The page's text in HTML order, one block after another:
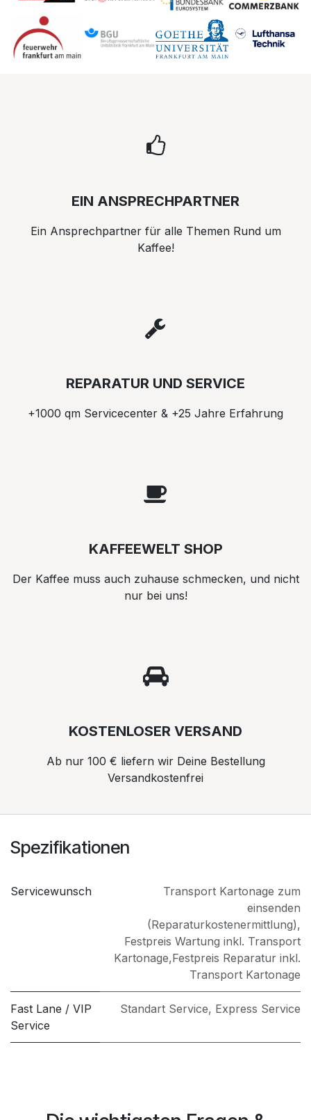
EIN ANSPRECHPARTNER
Ein Ansprechpartner für alle Themen Rund um
Kaffee!
REPARATUR UND SERVICE
+1000 qm Servicecenter & +25 Jahre Erfahrung
KAFFEEWELT SHOP
Der Kaffee muss auch zuhause schmecken, und nicht
nur bei uns!
KOSTENLOSER VERSAND
Ab nur 100 € liefern wir Deine Bestellung
Versandkostenfrei
Spezifikationen
Servicewunsch
​Transport Kartonage zum
einsenden
(Reparaturkostenermittlung),
Festpreis Wartung inkl. Transport
Kartonage,​Festpreis Reparatur inkl.
Transport Kartonage
Fast Lane / VIP
Service
Standart Service, Express Service